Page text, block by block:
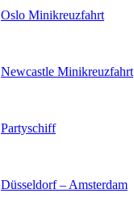
Oslo Minikreuzfahrt
Newcastle Minikreuzfahrt
Partyschiff
Düsseldorf – Amsterdam